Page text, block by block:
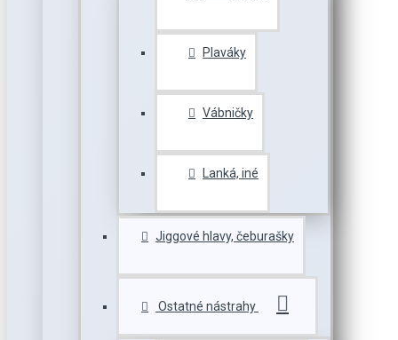
Plaváky
Vábničky
Lanká, iné
Jiggové hlavy, čeburašky
Ostatné nástrahy